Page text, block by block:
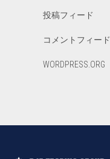
投稿フィード
コメントフィード
WORDPRESS.ORG